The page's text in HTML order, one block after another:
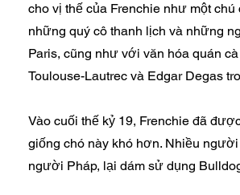
cho vị thế của Frenchie như một
những quý cô thanh lịch và những
Paris, cũng như với văn hóa quán
Toulouse-Lautrec và Edgar Degas
Vào cuối thế kỷ 19, Frenchie đã
giống chó này khó hơn. Nhiều
người Pháp, lại dám sử dụng